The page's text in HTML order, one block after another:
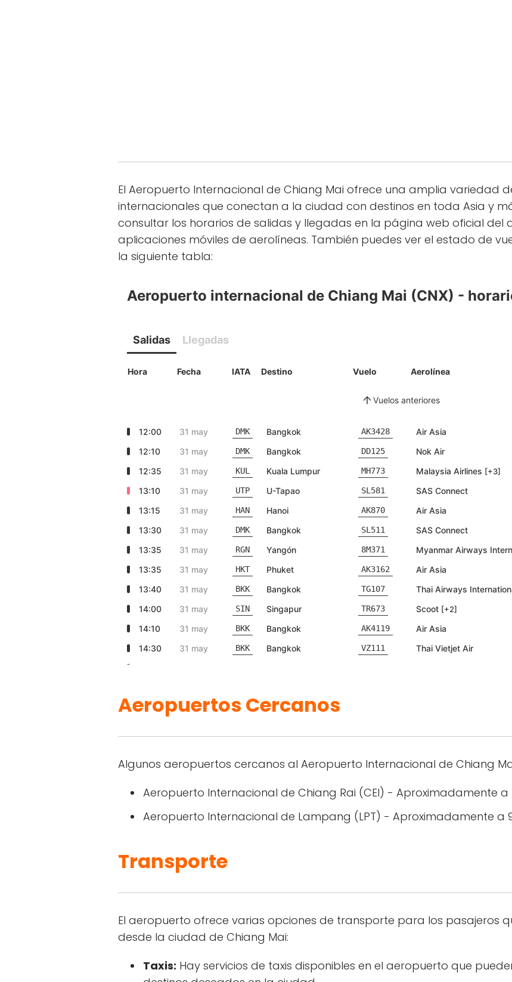
El Aeropuerto Internacional de Chiang Mai ofrece una amplia variedad
internacionales que conectan a la ciudad con destinos en toda Asia y
consultar los horarios de salidas y llegadas en la página web oficial del
aplicaciones móviles de aerolíneas. También puedes ver el estado de
la siguiente tabla:
Aeropuertos Cercanos
Algunos aeropuertos cercanos al Aeropuerto Internacional de Chiang
Aeropuerto Internacional de Chiang Rai (CEI) - Aproximadamente a
Aeropuerto Internacional de Lampang (LPT) - Aproximadamente a
Transporte
El aeropuerto ofrece varias opciones de transporte para los pasajeros
desde la ciudad de Chiang Mai:
Taxis: Hay servicios de taxis disponibles en el aeropuerto que